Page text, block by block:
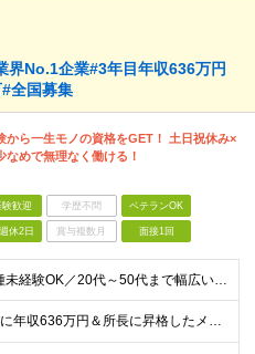
界No.1企業#3年目年収636万円
全国募集
から一生モノの資格をGET！ 土日祝休み×
なめで無理なく働ける！
験歓迎 学歴不問 ベテランOK
休2日 賞与複数月 面接1回
＜業界・職種未経験OK／20代～50代まで幅広い年齢層が活躍中＞ ■普通自動車免許（AT限定可）をお持ちの方 └お客様先へ訪問するため、問題なく運転ができる方を想定しています。 ■高卒以上 ■60歳未
《入社3年目に年収636万円＆所長に昇格したメンバーも！》 ◆月給245,796円～269,205円+営業実績手当+諸手当 ※試用期間3ヶ月(待遇同一) ※固定残業代(22.5時間分/35,796円～